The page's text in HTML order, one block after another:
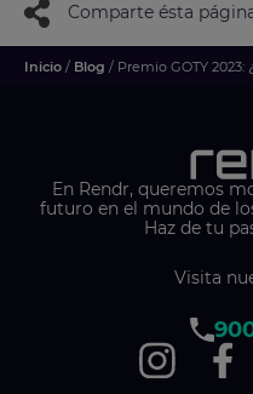
Comparte ésta
Inicio / Blog / Premio GOTY 2023:
En Rendr, queremos
futuro en el mundo de
Haz de tu
Visita